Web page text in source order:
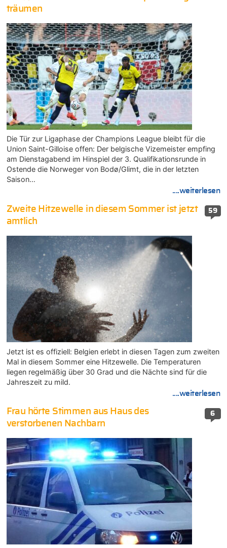
träumen
Die Tür zur Ligaphase der Champions League bleibt für die
Union Saint-Gilloise offen: Der belgische Vizemeister empfing
am Dienstagabend im Hinspiel der 3. Qualifikationsrunde in
Ostende die Norweger von Bodø/Glimt, die in der letzten
Saison…
....weiterlesen
59
Zweite Hitzewelle in diesem Sommer ist jetzt
amtlich
Jetzt ist es offiziell: Belgien erlebt in diesen Tagen zum zweiten
Mal in diesem Sommer eine Hitzewelle. Die Temperaturen
liegen regelmäßig über 30 Grad und die Nächte sind für die
Jahreszeit zu mild.
....weiterlesen
6
Frau hörte Stimmen aus Haus des
verstorbenen Nachbarn